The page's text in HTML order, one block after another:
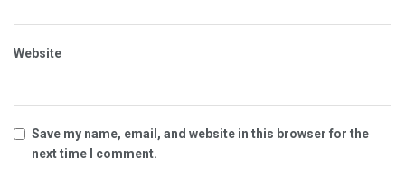
Website
Save my name, email, and website in this browser for the
next time I comment.